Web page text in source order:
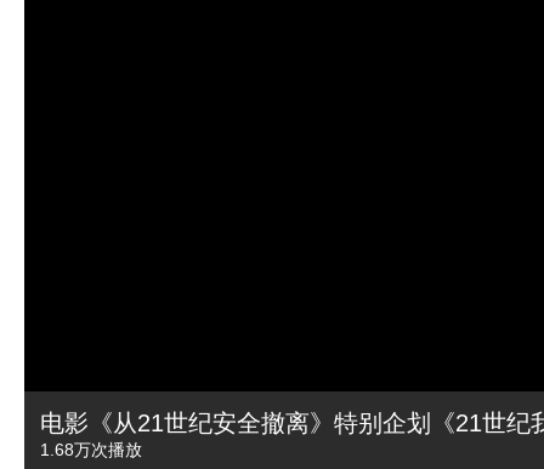
电影《从21世纪安全撤离》特别企划《21世纪
1.68万次播放